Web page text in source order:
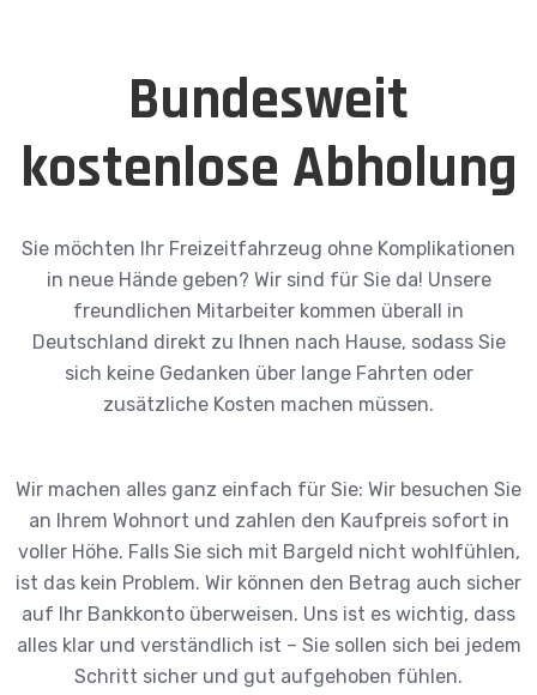
Bundesweit
kostenlose Abholung
Sie möchten Ihr Freizeitfahrzeug ohne Komplikationen
in neue Hände geben? Wir sind für Sie da! Unsere
freundlichen Mitarbeiter kommen überall in
Deutschland direkt zu Ihnen nach Hause, sodass Sie
sich keine Gedanken über lange Fahrten oder
zusätzliche Kosten machen müssen.
Wir machen alles ganz einfach für Sie: Wir besuchen Sie
an Ihrem Wohnort und zahlen den Kaufpreis sofort in
voller Höhe. Falls Sie sich mit Bargeld nicht wohlfühlen,
ist das kein Problem. Wir können den Betrag auch sicher
auf Ihr Bankkonto überweisen. Uns ist es wichtig, dass
alles klar und verständlich ist – Sie sollen sich bei jedem
Schritt sicher und gut aufgehoben fühlen.